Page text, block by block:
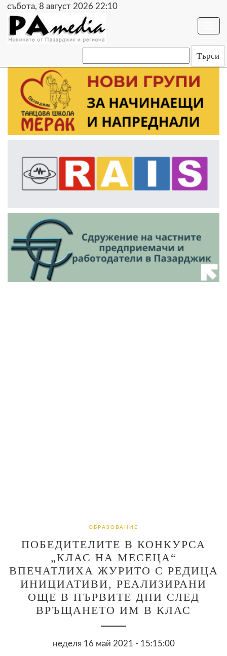
събота, 8 август 2026 22:10
ОБРАЗОВАНИЕ
ПОБЕДИТЕЛИТЕ В КОНКУРСА
„КЛАС НА МЕСЕЦА“
ВПЕЧАТЛИХА ЖУРИТО С РЕДИЦА
ИНИЦИАТИВИ, РЕАЛИЗИРАНИ
ОЩЕ В ПЪРВИТЕ ДНИ СЛЕД
ВРЪЩАНЕТО ИМ В КЛАС
неделя 16 май 2021 - 15:15:00